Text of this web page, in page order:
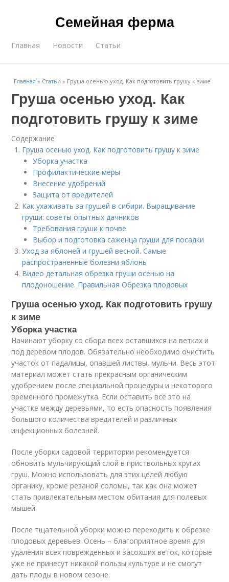
Семейная ферма
Главная Новости Статьи
Главная » Статьи » Груша осенью уход. Как подготовить грушу к зиме
Груша осенью уход. Как
подготовить грушу к зиме
Содержание
Груша осенью уход. Как подготовить грушу к зиме
Уборка участка
Профилактические меры
Внесение удобрений
Защита от вредителей
Как ухаживать за грушей в сибири. Выращивание
груши: советы опытных дачников
Требования груши к почве
Выбор и подготовка саженца груши для посадки
Уход за яблоней и грушей весной. Самые
распространенные болезни яблонь
Видео детальная обрезка груши осенью на
плодоношение. Правильная Обрезка плодовых
Груша осенью уход. Как подготовить грушу
к зиме
Уборка участка
Начинают уборку со сбора всех оставшихся на ветках и
под деревом плодов. Обязательно необходимо очистить
участок от падалицы, опавшей листвы, мульчи. Весь этот
материал может стать прекрасным органическим
удобрением после специальной процедуры и некоторого
временного промежутка. Если оставить все это на
участке между деревьями, то есть опасность появления
большого количества вредителей и различных
инфекционных болезней.
После уборки садовой территории рекомендуется
обновить мульчирующий слой в приствольных кругах
груш. Можно использовать для этих целей любую
органику, кроме резаной соломы, так как она может
стать привлекательным местом обитания для полевых
мышей.
После тщательной уборки можно переходить к обрезке
плодовых деревьев. Осень – благоприятное время для
удаления всех поврежденных и засохших веток, которые
уже не принесут никакой пользы культуре и не смогут
дать плоды в новом сезоне.